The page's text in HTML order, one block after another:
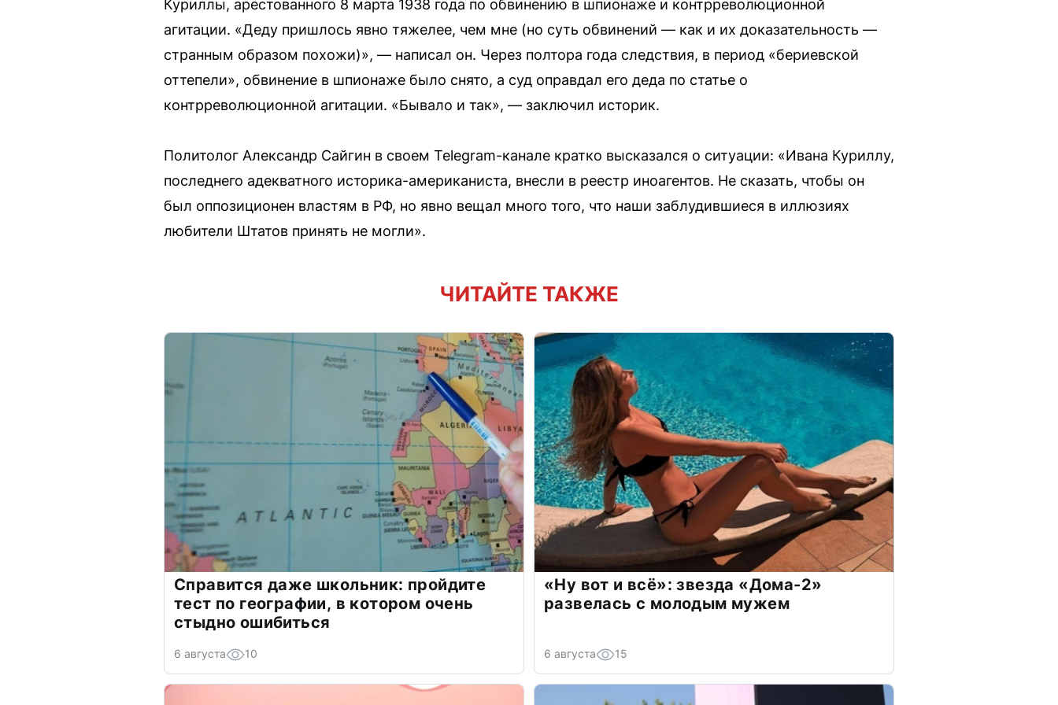
Куриллы, арестованного 8 марта 1938 года по обвинению в шпионаже и контрреволюционной
агитации. «Деду пришлось явно тяжелее, чем мне (но суть обвинений — как и их доказательность —
странным образом похожи)», — написал он. Через полтора года следствия, в период «бериевской
оттепели», обвинение в шпионаже было снято, а суд оправдал его деда по статье о
контрреволюционной агитации. «Бывало и так», — заключил историк.
Политолог Александр Сайгин в своем Telegram-канале кратко высказался о ситуации: «Ивана Куриллу,
последнего адекватного историка-американиста, внесли в реестр иноагентов. Не сказать, чтобы он
был оппозиционен властям в РФ, но явно вещал много того, что наши заблудившиеся в иллюзиях
любители Штатов принять не могли».
ЧИТАЙТЕ ТАКЖЕ
Справится даже школьник: пройдите
тест по географии, в котором очень
стыдно ошибиться
6 августа 10
«Ну вот и всё»: звезда «Дома-2»
развелась с молодым мужем
6 августа 15